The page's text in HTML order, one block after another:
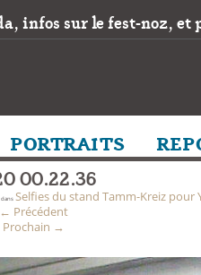
infos sur le fest-noz, et
PORTRAITS
00.22.36
Selfies du stand Tamm-Kreiz pour
← Précédent
Prochain →